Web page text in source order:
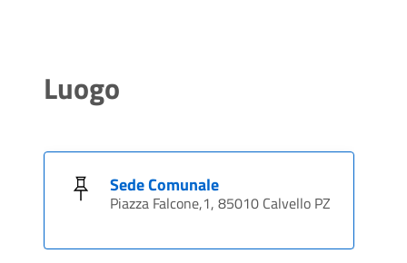
Luogo
Sede Comunale
Piazza Falcone,1, 85010 Calvello PZ